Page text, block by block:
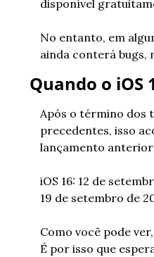
disponível
No entanto, em
ainda conterá bugs,
Quando o iOS
Após o término dos
precedentes, isso
lançamento
iOS 16: 12 de
19 de setembro de
Como você pode
É por isso que